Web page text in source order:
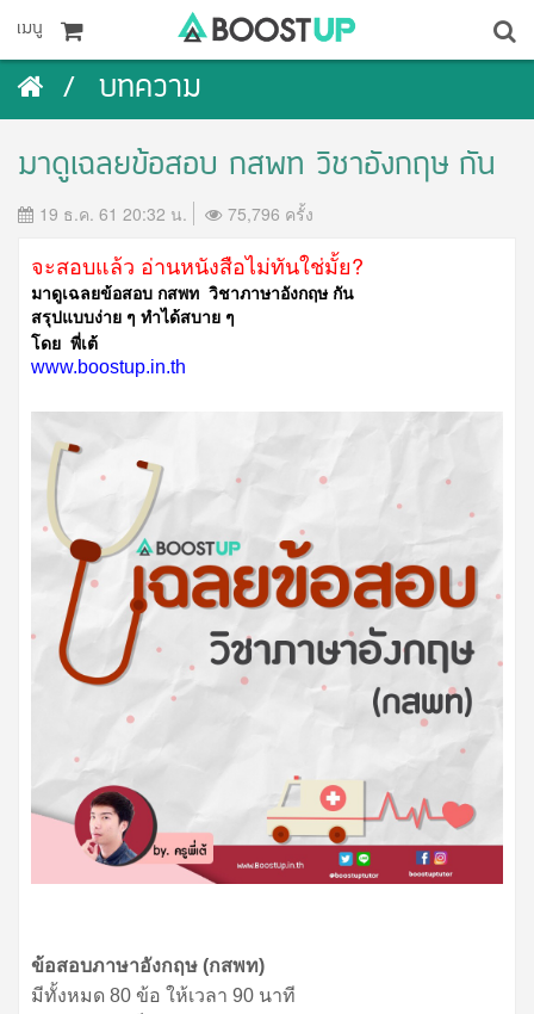
เมนู
บทความ
มาดูเฉลยข้อสอบ กสพท วิชาอังกฤษ กัน
19 ธ.ค. 61 20:32 น. 75,796 ครั้ง
จะสอบแล้ว อ่านหนังสือไม่ทันใช่มั้ย?
มาดูเฉลยข้อสอบ กสพท วิชาภาษาอังกฤษ กัน
สรุปแบบง่าย ๆ ทำได้สบาย ๆ
โดย พี่เต้
www.boostup.in.th
ข้อสอบภาษาอังกฤษ (กสพท)
มีทั้งหมด 80 ข้อ ให้เวลา 90 นาที